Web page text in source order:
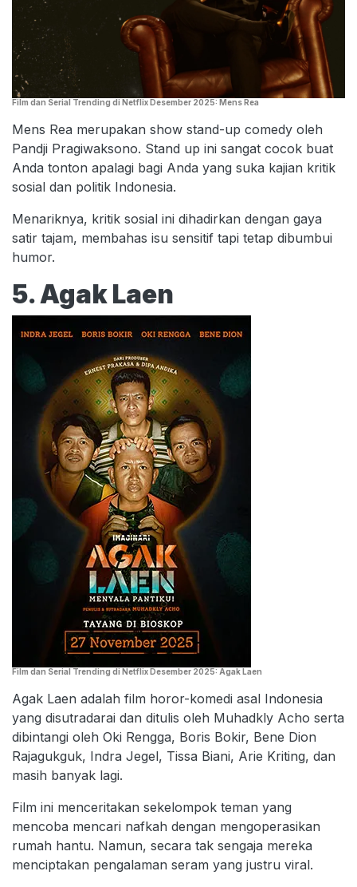
Film dan Serial Trending di Netflix Desember 2025: Mens Rea
Mens Rea merupakan show stand-up comedy oleh
Pandji Pragiwaksono. Stand up ini sangat cocok buat
Anda tonton apalagi bagi Anda yang suka kajian kritik
sosial dan politik Indonesia.
Menariknya, kritik sosial ini dihadirkan dengan gaya
satir tajam, membahas isu sensitif tapi tetap dibumbui
humor.
5. Agak Laen
Film dan Serial Trending di Netflix Desember 2025: Agak Laen
Agak Laen adalah film horor-komedi asal Indonesia
yang disutradarai dan ditulis oleh Muhadkly Acho serta
dibintangi oleh Oki Rengga, Boris Bokir, Bene Dion
Rajagukguk, Indra Jegel, Tissa Biani, Arie Kriting, dan
masih banyak lagi.
Film ini menceritakan sekelompok teman yang
mencoba mencari nafkah dengan mengoperasikan
rumah hantu. Namun, secara tak sengaja mereka
menciptakan pengalaman seram yang justru viral.